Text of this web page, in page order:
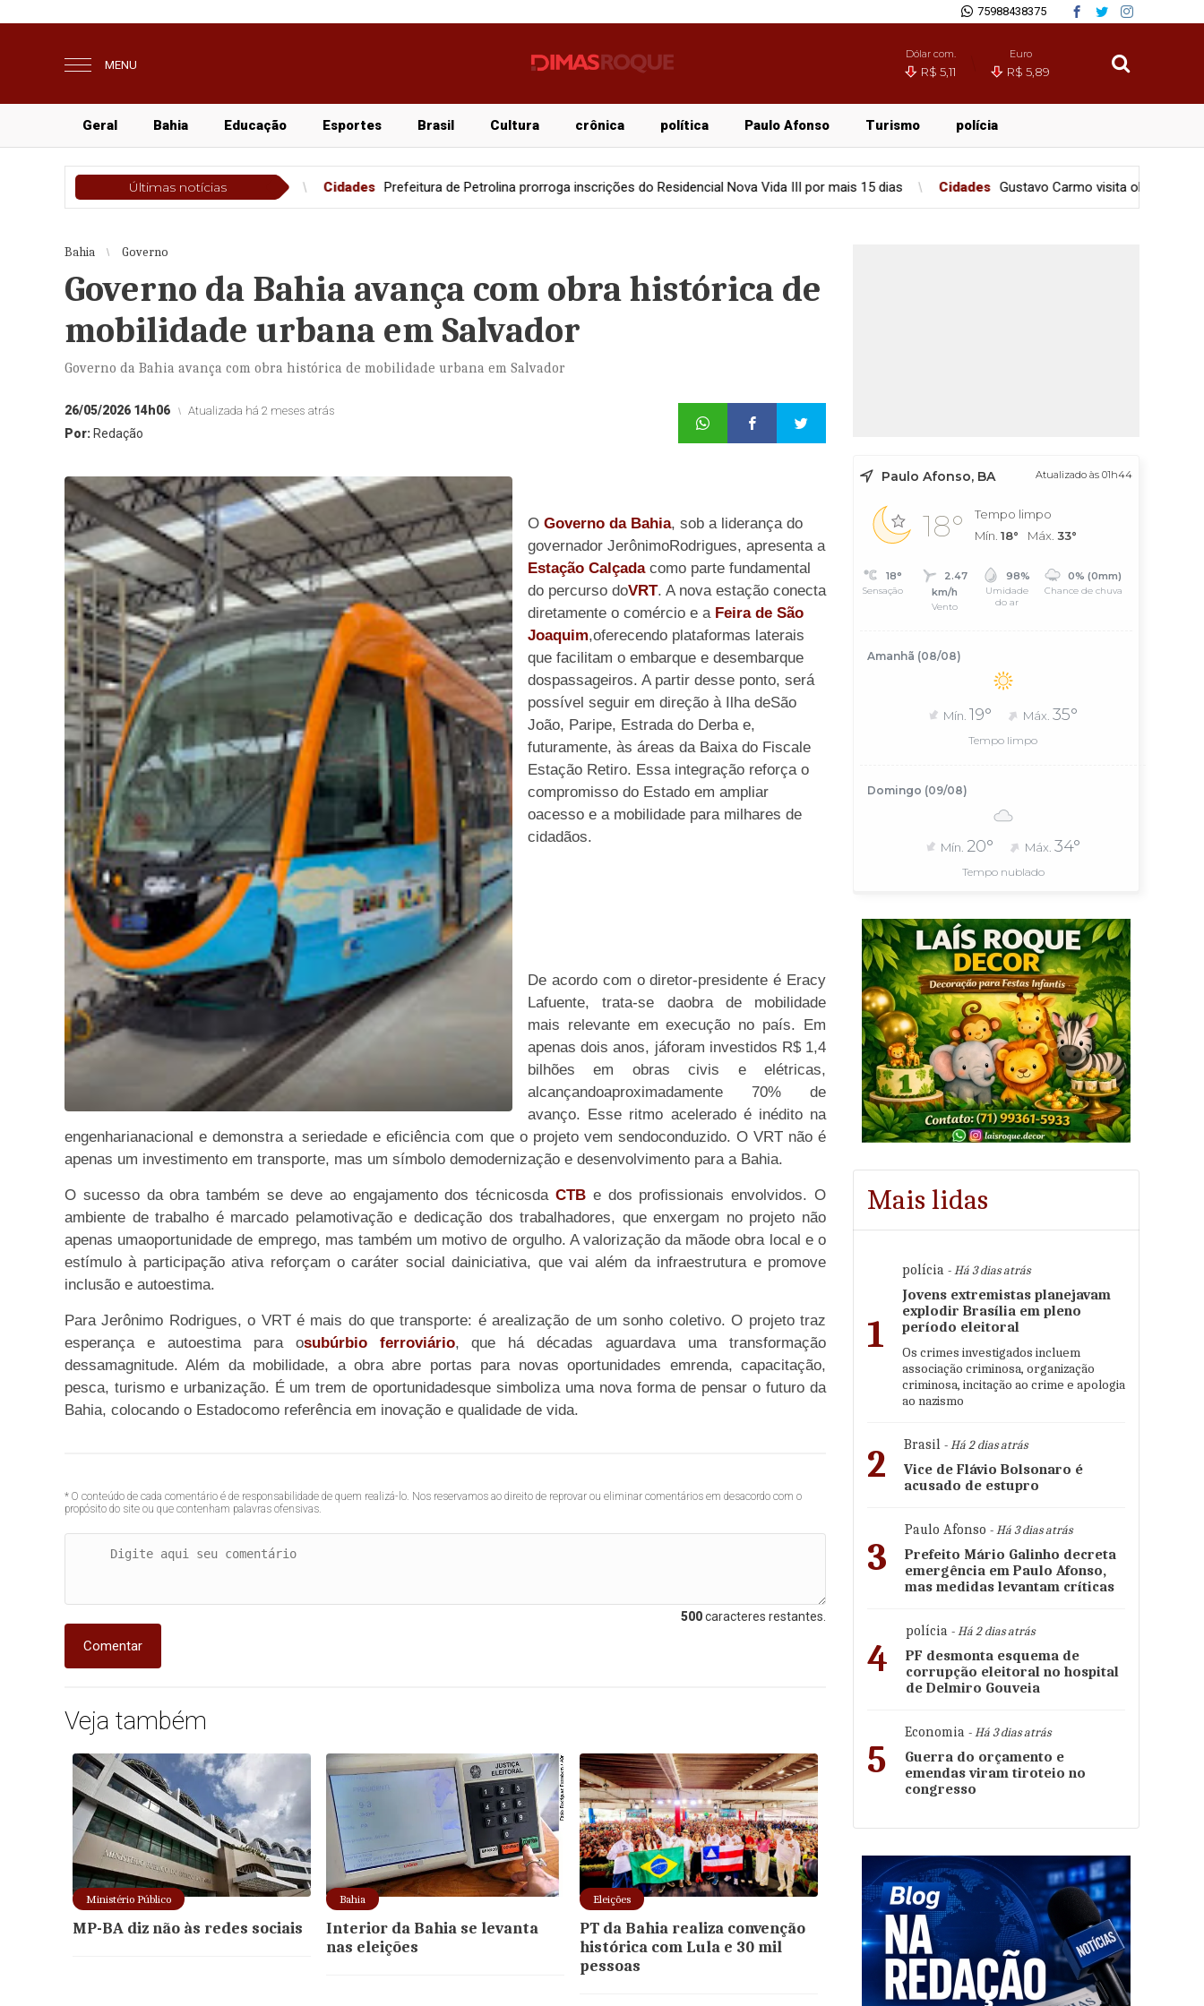
75988438375
MENU
Dólar com.
R$ 5,11
Euro
R$ 5,89
Geral Bahia Educação Esportes Brasil Cultura crônica política Paulo Afonso Turismo polícia
Últimas notícias
da história no Ideb Cidades Prefeitura de Petrolina prorroga inscrições do Residencial Nova Vida III por mais 15 dias Cidades Gustavo Carmo visita obra do CAPS III e reforça
Bahia Governo
Governo da Bahia avança com obra histórica de
mobilidade urbana em Salvador
Governo da Bahia avança com obra histórica de mobilidade urbana em Salvador
26/05/2026 14h06 Atualizada há 2 meses atrás
Por: Redação
O Governo da Bahia, sob a liderança do
governador JerônimoRodrigues, apresenta a
Estação Calçadacomo parte fundamental
do percurso doVRT. A nova estação conecta
diretamente o comércio e a Feira de São
Joaquim,oferecendo plataformas laterais
que facilitam o embarque e desembarque
dospassageiros. A partir desse ponto, será
possível seguir em direção à Ilha deSão
João, Paripe, Estrada do Derba e,
futuramente, às áreas da Baixa do Fiscale
Estação Retiro. Essa integração reforça o
compromisso do Estado em ampliar
oacesso e a mobilidade para milhares de
cidadãos.
De acordo com odiretor-presidente é Eracy
Lafuente, trata-se daobra de mobilidade
mais relevante em execução no país. Em
apenas dois anos, jáforam investidos R$ 1,4
bilhões em obras civis e elétricas,
alcançandoaproximadamente 70% de
avanço. Esse ritmo acelerado é inédito na
engenharianacional e demonstra a seriedade e eficiência com que o projeto vem sendoconduzido. O VRT não é
apenas um investimento em transporte, mas um símbolo demodernização e desenvolvimento para a Bahia.
O sucesso da obra também se deve ao engajamento dos técnicosda CTBe dos profissionais envolvidos. O
ambiente de trabalho é marcado pelamotivação e dedicação dos trabalhadores, que enxergam no projeto não
apenas umaoportunidade de emprego, mas também um motivo de orgulho. A valorização da mãode obra local e o
estímulo à participação ativa reforçam o caráter social dainiciativa, que vai além da infraestrutura e promove
inclusão e autoestima.
Para Jerônimo Rodrigues, o VRT é mais do que transporte: é arealização de um sonho coletivo. O projeto traz
esperança e autoestima para osubúrbio ferroviário, que há décadas aguardava uma transformação
dessamagnitude. Além da mobilidade, a obra abre portas para novas oportunidades emrenda, capacitação,
pesca, turismo e urbanização. É um trem de oportunidadesque simboliza uma nova forma de pensar o futuro da
Bahia, colocando o Estadocomo referência em inovação e qualidade de vida.
* O conteúdo de cada comentário é de responsabilidade de quem realizá-lo. Nos reservamos ao direito de reprovar ou eliminar comentários em desacordo com o
propósito do site ou que contenham palavras ofensivas.
500caracteres restantes.
Comentar
Veja também
Ministério Público
MP-BA diz não às redes sociais
Bahia
Interior da Bahia se levanta
nas eleições
Eleições
PT da Bahia realiza convenção
histórica com Lula e 30 mil
pessoas
Paulo Afonso, BA Atualizado às 01h44
18°
Tempo limpo
Mín. 18° Máx. 33°
18°
Sensação
2.47
km/h
Vento
98%
Umidade
do ar
0% (0mm)
Chance de chuva
Amanhã (08/08)
Mín. 19° Máx.35°
Tempo limpo
Domingo (09/08)
Mín. 20° Máx.34°
Tempo nublado
Mais lidas
1
polícia - Há 3 dias atrás
Jovens extremistas planejavam
explodir Brasília em pleno
período eleitoral
Os crimes investigados incluem
associação criminosa, organização
criminosa, incitação ao crime e apologia
ao nazismo
2 Brasil - Há 2 dias atrás
Vice de Flávio Bolsonaro é
acusado de estupro
3
Paulo Afonso - Há 3 dias atrás
Prefeito Mário Galinho decreta
emergência em Paulo Afonso,
mas medidas levantam críticas
4
polícia - Há 2 dias atrás
PF desmonta esquema de
corrupção eleitoral no hospital
de Delmiro Gouveia
5
Economia - Há 3 dias atrás
Guerra do orçamento e
emendas viram tiroteio no
congresso